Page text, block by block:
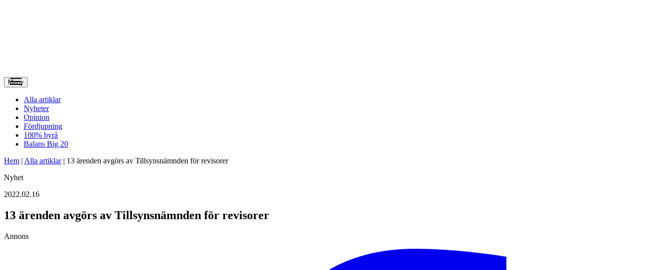
Meny
Alla artiklar
Nyheter
Opinion
Fördjupning
100% byrå
Balans Big 20
Hem | Alla artiklar| 13 ärenden avgörs av Tillsynsnämnden för revisorer
Nyhet
2022.02.16
13 ärenden avgörs av Tillsynsnämnden för revisorer
Annons